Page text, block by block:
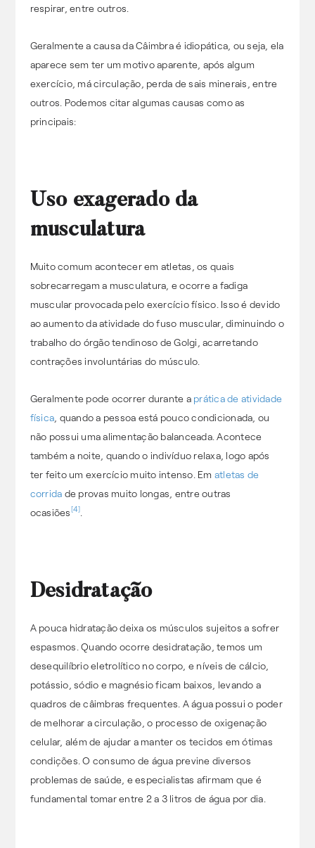
respirar, entre outros.
Geralmente a causa da Câimbra é idiopática, ou seja, ela
aparece sem ter um motivo aparente, após algum
exercício, má circulação, perda de sais minerais, entre
outros. Podemos citar algumas causas como as
principais:
Uso exagerado da
musculatura
Muito comum acontecer em atletas, os quais
sobrecarregam a musculatura, e ocorre a fadiga
muscular provocada pelo exercício físico. Isso é devido
ao aumento da atividade do fuso muscular, diminuindo o
trabalho do órgão tendinoso de Golgi, acarretando
contrações involuntárias do músculo.
Geralmente pode ocorrer durante a prática de atividade
física , quando a pessoa está pouco condicionada, ou
não possui uma alimentação balanceada. Acontece
também a noite, quando o indivíduo relaxa, logo após
ter feito um exercício muito intenso. Em atletas de
corrida de provas muito longas, entre outras
ocasiões [4]
Desidratação
A pouca hidratação deixa os músculos sujeitos a sofrer
espasmos. Quando ocorre desidratação, temos um
desequilíbrio eletrolítico no corpo, e níveis de cálcio,
potássio, sódio e magnésio ficam baixos, levando a
quadros de câimbras frequentes. A água possui o poder
de melhorar a circulação, o processo de oxigenação
celular, além de ajudar a manter os tecidos em ótimas
condições. O consumo de água previne diversos
problemas de saúde, e especialistas afirmam que é
fundamental tomar entre 2 a 3 litros de água por dia.